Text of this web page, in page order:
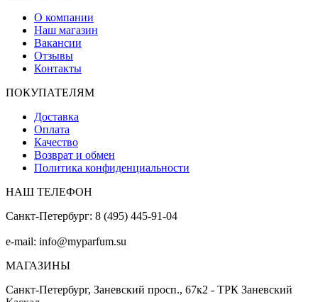
О компании
Наш магазин
Вакансии
Отзывы
Контакты
ПОКУПАТЕЛЯМ
Доставка
Оплата
Качество
Возврат и обмен
Политика конфиденциальности
НАШ ТЕЛЕФОН
Санкт-Петербург: 8 (495) 445-91-04
e-mail: info@myparfum.su
МАГАЗИНЫ
Санкт-Петербург, Заневский просп., 67к2 - ТРК Заневский